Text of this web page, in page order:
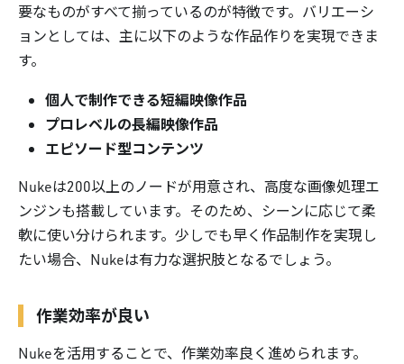
要なものがすべて揃っているのが特徴です。バリエーシ
ョンとしては、主に以下のような作品作りを実現できま
す。
個人で制作できる短編映像作品
プロレベルの長編映像作品
エピソード型コンテンツ
Nukeは200以上のノードが用意され、高度な画像処理エ
ンジンも搭載しています。そのため、シーンに応じて柔
軟に使い分けられます。少しでも早く作品制作を実現し
たい場合、Nukeは有力な選択肢となるでしょう。
作業効率が良い
Nukeを活用することで、作業効率良く進められます。